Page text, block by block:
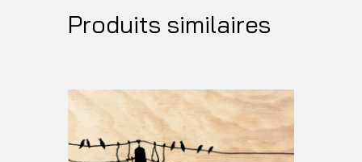
Produits similaires